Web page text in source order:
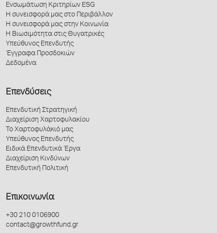
Ενσωμάτωση Κριτηρίων ESG
Η συνεισφορά μας στο Περιβάλλον
Η συνεισφορά μας στην Κοινωνία
Η Βιωσιμότητα στις Θυγατρικές
Υπεύθυνος Επενδυτής
Έγγραφα Προσδοκιών
Δεδομένα
Επενδύσεις
Επενδυτική Στρατηγική
Διαχείριση Χαρτοφυλακίου
Το Χαρτοφυλάκιό μας
Υπεύθυνος Επενδυτής
Ειδικά Επενδυτικά Έργα
Διαχείριση Κινδύνων
Επενδυτική Πολιτική
Επικοινωνία
+30 210 0106900
contact@growthfund.gr